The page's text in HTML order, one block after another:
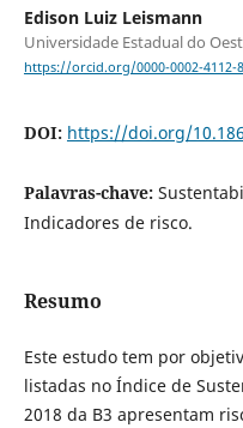
Edison Luiz Leismann
Universidade Estadual do
https://orcid.org/0000-0002-4112-
DOI: https://doi.org/
Palavras-chave:
Indicadores de risco.
Resumo
Este estudo tem por
listadas no Índice de
2018 da B3 apresentam